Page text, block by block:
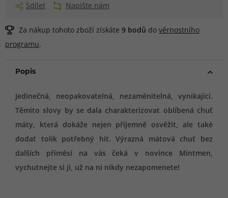
Sdílet
Napište nám
Za nákup tohoto zboží získáte 9 bodů do věrnostního
programu.
Popis
Jedinečná, neopakovatelná, nezaměnitelná, vynikající.
Těmito slovy by se dala charakterizovat oblíbená chuť
máty, která dokáže nejen příjemně osvěžit, ale také
dodat tolik potřebný hit. Výrazná mátová chuť bez
dalších příměsí na vás čeká v novince Mintmen,
vychutnejte si ji, už na ni nikdy nezapomenete!